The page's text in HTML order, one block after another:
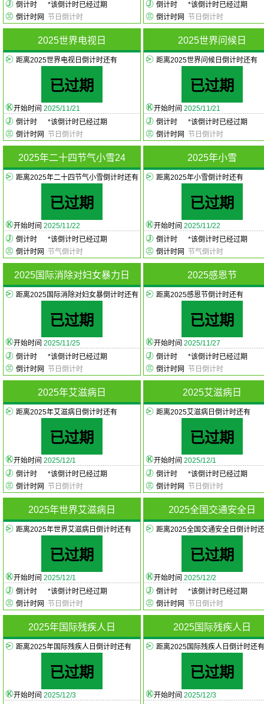
倒计时
*该倒计时已经过期
倒计时网
节日倒计时
倒计时
*该倒计时已经过期
倒计时网
节日倒计时
2025世界电视日
距离2025世界电视日倒计时还有
已过期
开始时间 2025/11/21
倒计时
*该倒计时已经过期
倒计时网
节日倒计时
2025世界问候日
距离2025世界问候日倒计时还有
已过期
开始时间 2025/11/21
倒计时
*该倒计时已经过期
倒计时网
节日倒计时
2025年二十四节气小雪24
距离2025年二十四节气小雪倒计时还有
已过期
开始时间 2025/11/22
倒计时
*该倒计时已经过期
倒计时网
节气倒计时
2025年小雪
距离2025年小雪倒计时还有
已过期
开始时间 2025/11/22
倒计时
*该倒计时已经过期
倒计时网
节气倒计时
2025国际消除对妇女暴力日
距离2025国际消除对妇女暴倒计时还有
已过期
开始时间 2025/11/25
倒计时
*该倒计时已经过期
倒计时网
节日倒计时
2025感恩节
距离2025感恩节倒计时还有
已过期
开始时间 2025/11/27
倒计时
*该倒计时已经过期
倒计时网
节日倒计时
2025年艾滋病日
距离2025年艾滋病日倒计时还有
已过期
开始时间 2025/12/1
倒计时
*该倒计时已经过期
倒计时网
节日倒计时
2025艾滋病日
距离2025艾滋病日倒计时还有
已过期
开始时间 2025/12/1
倒计时
*该倒计时已经过期
倒计时网
节日倒计时
2025年世界艾滋病日
距离2025年世界艾滋病日倒计时还有
已过期
开始时间 2025/12/1
倒计时
*该倒计时已经过期
倒计时网
节日倒计时
2025全国交通安全日
距离2025全国交通安全日倒计时
已过期
开始时间 2025/12/2
倒计时
*该倒计时已经过期
倒计时网
节日倒计时
2025年国际残疾人日
距离2025年国际残疾人日倒计时还有
已过期
开始时间 2025/12/3
2025国际残疾人日
距离2025国际残疾人日倒计时还有
已过期
开始时间 2025/12/3